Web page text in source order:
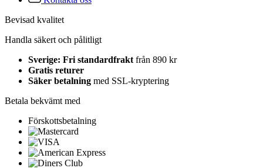
Bevisad kvalitet
Handla säkert och pålitligt
Sverige: Fri standardfrakt från 890 kr
Gratis returer
Säker betalning med SSL-kryptering
Betala bekvämt med
Förskottsbetalning